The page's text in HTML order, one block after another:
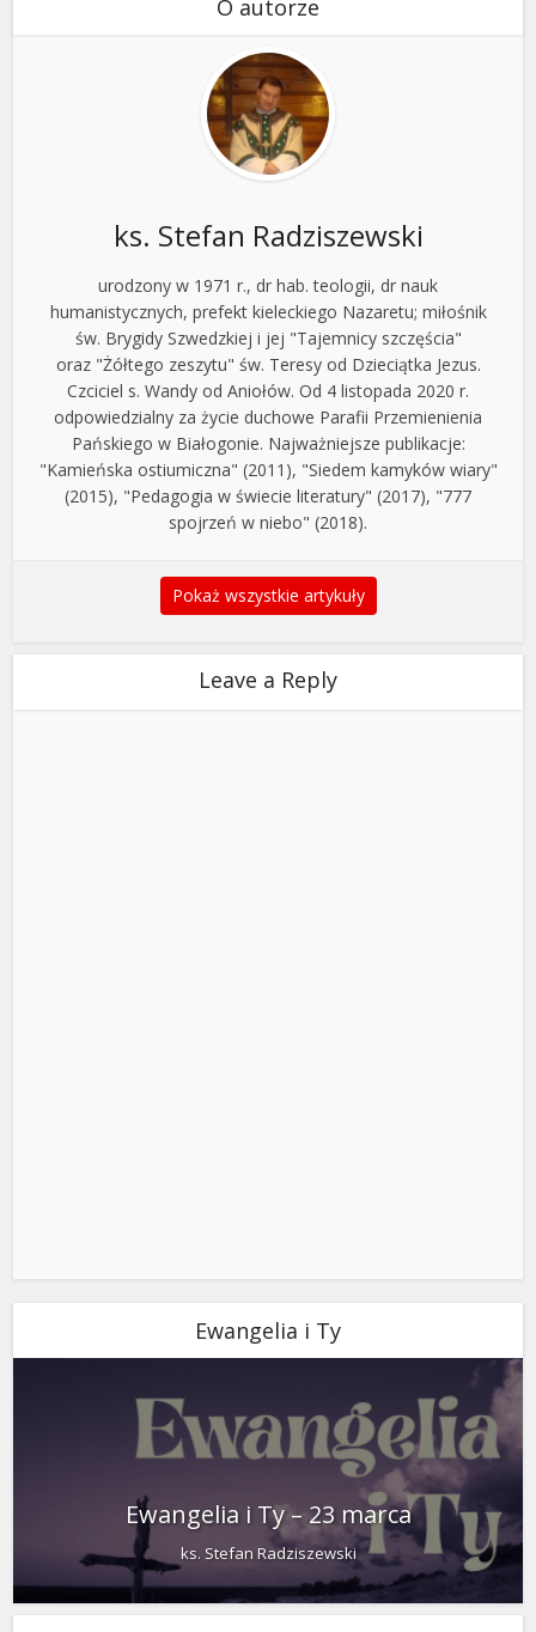
O autorze
ks. Stefan Radziszewski
urodzony w 1971 r., dr hab. teologii, dr nauk
humanistycznych, prefekt kieleckiego Nazaretu; miłośnik
św. Brygidy Szwedzkiej i jej "Tajemnicy szczęścia"
oraz "Żółtego zeszytu" św. Teresy od Dzieciątka Jezus.
Czciciel s. Wandy od Aniołów. Od 4 listopada 2020 r.
odpowiedzialny za życie duchowe Parafii Przemienienia
Pańskiego w Białogonie. Najważniejsze publikacje:
"Kamieńska ostiumiczna" (2011), "Siedem kamyków wiary"
(2015), "Pedagogia w świecie literatury" (2017), "777
spojrzeń w niebo" (2018).
Pokaż wszystkie artykuły
Leave a Reply
Ewangelia i Ty
Ewangelia i Ty – 23 marca
ks. Stefan Radziszewski